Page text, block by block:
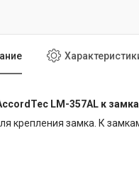
LM-357AL к
крепления замка. К